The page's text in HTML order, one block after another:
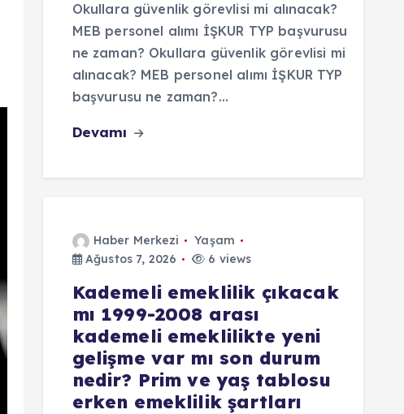
Okullara güvenlik görevlisi mi alınacak?
MEB personel alımı İŞKUR TYP başvurusu
ne zaman? Okullara güvenlik görevlisi mi
alınacak? MEB personel alımı İŞKUR TYP
başvurusu ne zaman?…
Devamı
Haber Merkezi
Yaşam
Ağustos 7, 2026
6 views
Kademeli emeklilik çıkacak
mı 1999-2008 arası
kademeli emeklilikte yeni
gelişme var mı son durum
nedir? Prim ve yaş tablosu
erken emeklilik şartları